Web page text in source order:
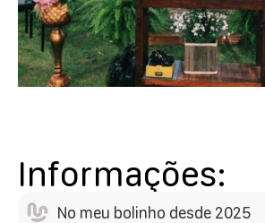
Informações:
No meu bolinho desde 2025